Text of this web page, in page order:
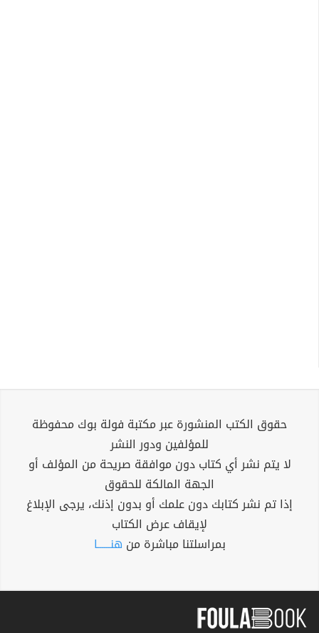
حقوق الكتب المنشورة عبر مكتبة فولة بوك محفوظة
للمؤلفين ودور النشر
لا يتم نشر أي كتاب دون موافقة صريحة من المؤلف أو
الجهة المالكة للحقوق
إذا تم نشر كتابك دون علمك أو بدون إذنك، يرجى الإبلاغ
لإيقاف عرض الكتاب
بمراسلتنا مباشرة من هنــــــا